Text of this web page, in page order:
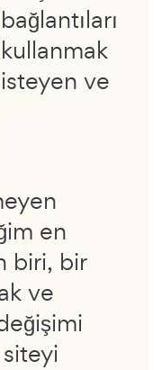
bağlantıları
kullanmak
isteyen ve
en
biri, bir
ve